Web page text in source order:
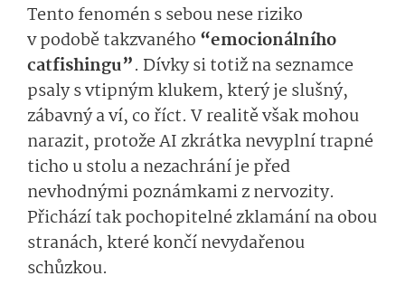
Tento fenomén s sebou nese riziko
v podobě takzvaného “emocionálního
catfishingu”. Dívky si totiž na seznamce
psaly s vtipným klukem, který je slušný,
zábavný a ví, co říct. V realitě však mohou
narazit, protože AI zkrátka nevyplní trapné
ticho u stolu a nezachrání je před
nevhodnými poznámkami z nervozity.
Přichází tak pochopitelné zklamání na obou
stranách, které končí nevydařenou
schůzkou.